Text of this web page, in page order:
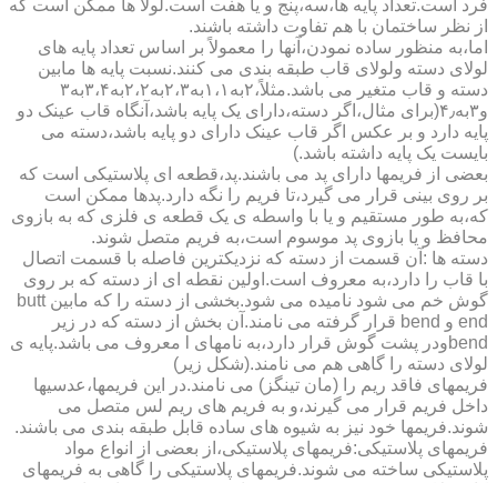
فرد است.تعداد پایه ها،سه،پنج و یا هفت است.لولا ها ممکن است که
از نظر ساختمان با هم تفاوت داشته باشند.
اما،به منظور ساده نمودن،آنها را معمولاً بر اساس تعداد پایه های
لولای دسته ولولای قاب طبقه بندی می کنند.نسبت پایه ها مابین
دسته و قاب متغیر می باشد.مثلاً،۲به۱،۱به۲،۳به۲،۲به۳،۴به۳
و۳به۴٫(برای مثال،اگر دسته،دارای یک پایه باشد،آنگاه قاب عینک دو
پایه دارد و بر عکس اگر قاب عینک دارای دو پایه باشد،دسته می
بایست یک پایه داشته باشد.)
بعضی از فریمها دارای پد می باشند.پد،قطعه ای پلاستیکی است که
بر روی بینی قرار می گیرد،تا فریم را نگه دارد.پدها ممکن است
که،به طور مستقیم و یا با واسطه ی یک قطعه ی فلزی که به بازوی
محافظ و یا بازوی پد موسوم است،به فریم متصل شوند.
دسته ها :آن قسمت از دسته که نزدیکترین فاصله با قسمت اتصال
با قاب را دارد،به معروف است.اولین نقطه ای از دسته که بر روی
گوش خم می شود نامیده می شود.بخشی از دسته را که مابین butt
end و bend قرار گرفته می نامند.آن بخش از دسته که در زیر
bendودر پشت گوش قرار دارد،به نامهای l معروف می باشد.پایه ی
لولای دسته را گاهی هم می نامند.(شکل زیر)
فریمهای فاقد ریم را (مان تینگز) می نامند.در این فریمها،عدسیها
داخل فریم قرار می گیرند،و به فریم های ریم لس متصل می
شوند.فریمها خود نیز به شیوه های ساده قابل طبقه بندی می باشند.
فریمهای پلاستیکی:فریمهای پلاستیکی،از بعضی از انواع مواد
پلاستیکی ساخته می شوند.فریمهای پلاستیکی را گاهی به فریمهای